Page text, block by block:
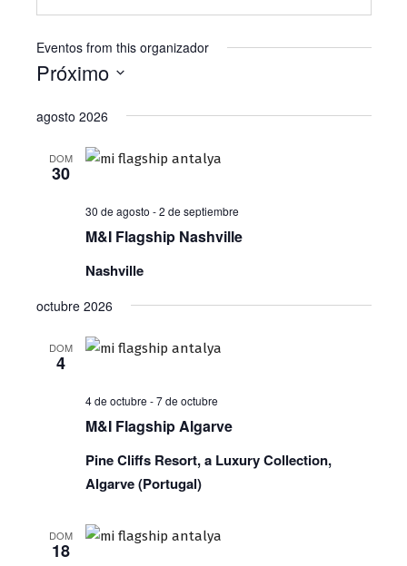
Eventos from this organizador
Próximo
la
agosto 2026
DOM
30
M&I Flagship Nashville
30 de agosto -2 de septiembre
Nashville
octubre 2026
DOM
4
M&I Flagship Algarve
4 de octubre -7 de octubre
Pine Cliffs Resort, a Luxury Collection,
Algarve (Portugal)
DOM
18